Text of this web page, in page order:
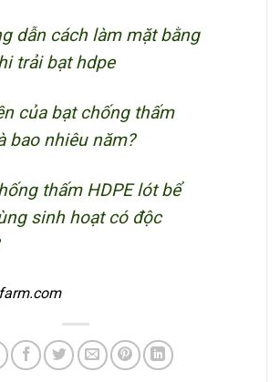
dẫn cách làm mặt bằng
trải bạt hdpe
của bạt chống thấm
bao nhiêu năm?
thấm HDPE lót bể
sinh hoạt có độc